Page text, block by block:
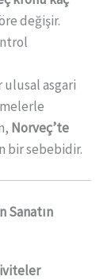
değişir.
ulusal asgari
Norveç’te
bir sebebidir.
Sanatın